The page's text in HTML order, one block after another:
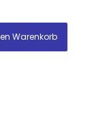
Warenkorb